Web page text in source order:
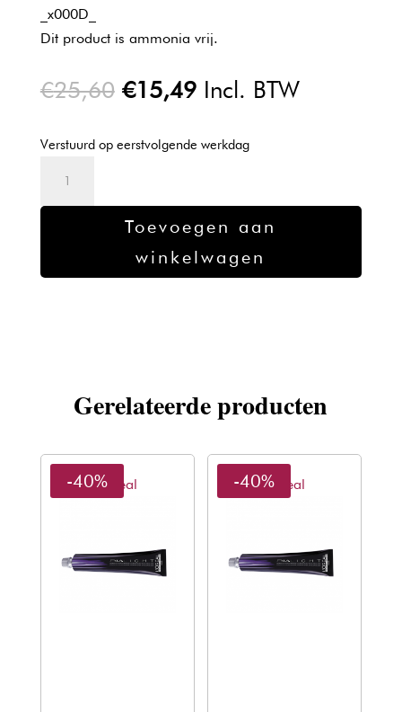
_x000D_
Dit product is ammonia vrij.
€25,60 Oorspronkelijke
was:
€15,49Huidige
is:
Incl. BTW
Verstuurd op eerstvolgende werkdag
Toevoegen aan
winkelwagen
Gerelateerde producten
L'oreal
-40% L'oreal
-40%